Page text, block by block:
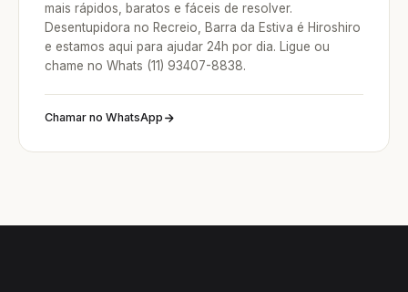
mais rápidos, baratos e fáceis de resolver.
Desentupidora no Recreio, Barra da Estiva é Hiroshiro
e estamos aqui para ajudar 24h por dia. Ligue ou
chame no Whats (11) 93407-8838.
Chamar no WhatsApp